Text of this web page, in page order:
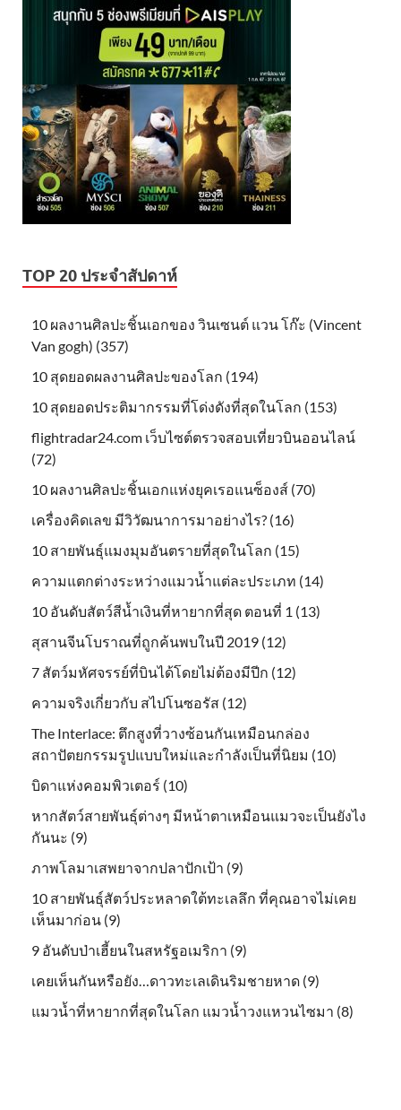
TOP 20 ประจำสัปดาห์
10 ผลงานศิลปะชิ้นเอกของ วินเซนต์ แวน โก๊ะ (Vincent
Van gogh) (357)
10 สุดยอดผลงานศิลปะของโลก (194)
10 สุดยอดประติมากรรมที่โด่งดังที่สุดในโลก (153)
flightradar24.com เว็บไซต์ตรวจสอบเที่ยวบินออนไลน์
(72)
10 ผลงานศิลปะชิ้นเอกแห่งยุคเรอแนซ็องส์ (70)
เครื่องคิดเลข มีวิวัฒนาการมาอย่างไร? (16)
10 สายพันธุ์แมงมุมอันตรายที่สุดในโลก (15)
ความแตกต่างระหว่างแมวน้ำแต่ละประเภท (14)
10 อันดับสัตว์สีน้ำเงินที่หายากที่สุด ตอนที่ 1 (13)
สุสานจีนโบราณที่ถูกค้นพบในปี 2019 (12)
7 สัตว์มหัศจรรย์ที่บินได้โดยไม่ต้องมีปีก (12)
ความจริงเกี่ยวกับ สไปโนซอรัส (12)
The Interlace: ตึกสูงที่วางซ้อนกันเหมือนกล่อง
สถาปัตยกรรมรูปแบบใหม่และกำลังเป็นที่นิยม (10)
บิดาแห่งคอมพิวเตอร์ (10)
หากสัตว์สายพันธุ์ต่างๆ มีหน้าตาเหมือนแมวจะเป็นยังไง
กันนะ (9)
ภาพโลมาเสพยาจากปลาปักเป้า (9)
10 สายพันธุ์สัตว์ประหลาดใต้ทะเลลึก ที่คุณอาจไม่เคย
เห็นมาก่อน (9)
9 อันดับป่าเฮี้ยนในสหรัฐอเมริกา (9)
เคยเห็นกันหรือยัง…ดาวทะเลเดินริมชายหาด (9)
แมวน้ำที่หายากที่สุดในโลก แมวน้ำวงแหวนไซมา (8)